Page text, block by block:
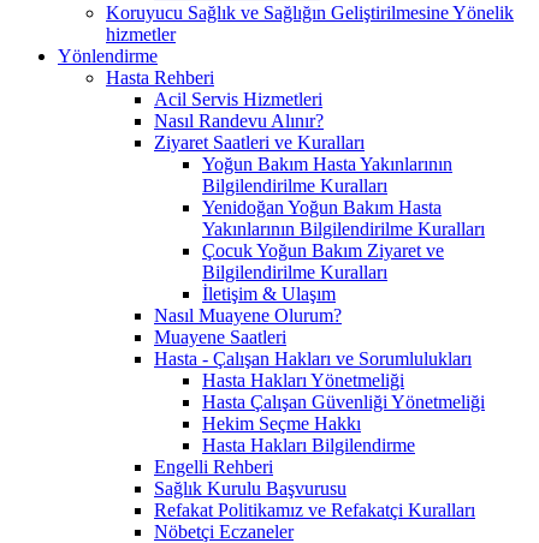
Koruyucu Sağlık ve Sağlığın Geliştirilmesine Yönelik
hizmetler
Yönlendirme
Hasta Rehberi
Acil Servis Hizmetleri
Nasıl Randevu Alınır?
Ziyaret Saatleri ve Kuralları
Yoğun Bakım Hasta Yakınlarının
Bilgilendirilme Kuralları
Yenidoğan Yoğun Bakım Hasta
Yakınlarının Bilgilendirilme Kuralları
Çocuk Yoğun Bakım Ziyaret ve
Bilgilendirilme Kuralları
İletişim & Ulaşım
Nasıl Muayene Olurum?
Muayene Saatleri
Hasta - Çalışan Hakları ve Sorumlulukları
Hasta Hakları Yönetmeliği
Hasta Çalışan Güvenliği Yönetmeliği
Hekim Seçme Hakkı
Hasta Hakları Bilgilendirme
Engelli Rehberi
Sağlık Kurulu Başvurusu
Refakat Politikamız ve Refakatçi Kuralları
Nöbetçi Eczaneler